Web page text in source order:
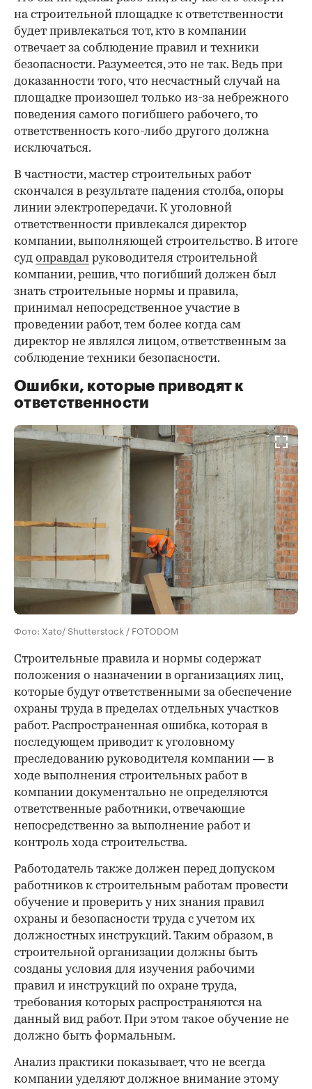
на строительной площадке к ответственности
будет привлекаться тот, кто в компании
отвечает за соблюдение правил и техники
безопасности. Разумеется, это не так. Ведь при
доказанности того, что несчастный случай на
площадке произошел только из-за небрежного
поведения самого погибшего рабочего, то
ответственность кого-либо другого должна
исключаться.
В частности, мастер строительных работ
скончался в результате падения столба, опоры
линии электропередачи. К уголовной
ответственности привлекался директор
компании, выполняющей строительство. В итоге
суд оправдал руководителя строительной
компании, решив, что погибший должен был
знать строительные нормы и правила,
принимал непосредственное участие в
проведении работ, тем более когда сам
директор не являлся лицом, ответственным за
соблюдение техники безопасности.
Ошибки, которые приводят к
ответственности
Фото: Xato/ Shutterstock / FOTODOM
Строительные правила и нормы содержат
положения о назначении в организациях лиц,
которые будут ответственными за обеспечение
охраны труда в пределах отдельных участков
работ. Распространенная ошибка, которая в
последующем приводит к уголовному
преследованию руководителя компании — в
ходе выполнения строительных работ в
компании документально не определяются
ответственные работники, отвечающие
непосредственно за выполнение работ и
контроль хода строительства.
Работодатель также должен перед допуском
работников к строительным работам провести
обучение и проверить у них знания правил
охраны и безопасности труда с учетом их
должностных инструкций. Таким образом, в
строительной организации должны быть
созданы условия для изучения рабочими
правил и инструкций по охране труда,
требования которых распространяются на
данный вид работ. При этом такое обучение не
должно быть формальным.
Анализ практики показывает, что не всегда
компании уделяют должное внимание этому